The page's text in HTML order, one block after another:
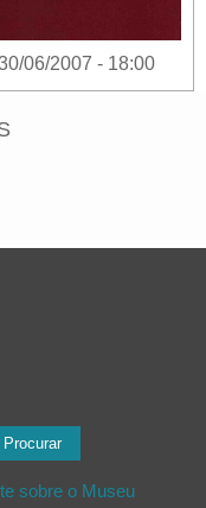
06/2007 - 18:00
sobre o Museu